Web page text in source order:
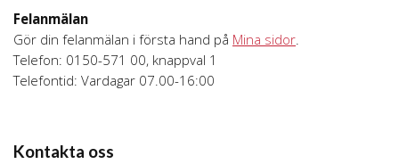
Kontakta oss
Felanmälan
Gör din felanmälan i första hand på Mina sidor.
Telefon: 0150-571 00, knappval 1
Telefontid: Vardagar 07.00-16:00